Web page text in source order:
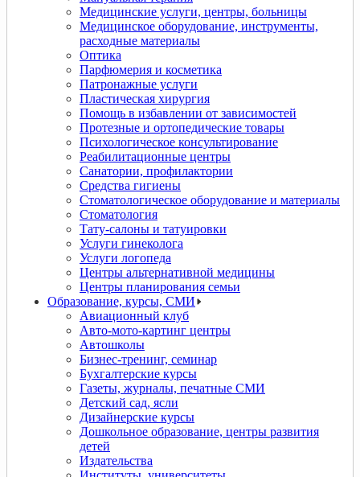
Медицинские услуги, центры, больницы
Медицинское оборудование, инструменты,
расходные материалы
Оптика
Парфюмерия и косметика
Патронажные услуги
Пластическая хирургия
Помощь в избавлении от зависимостей
Протезные и ортопедические товары
Психологическое консультирование
Реабилитационные центры
Санатории, профилактории
Средства гигиены
Стоматологическое оборудование и материалы
Стоматология
Тату-салоны и татуировки
Услуги гинеколога
Услуги логопеда
Центры альтернативной медицины
Центры планирования семьи
Образование, курсы, СМИ
Авиационный клуб
Авто-мото-картинг центры
Автошколы
Бизнес-тренинг, семинар
Бухгалтерские курсы
Газеты, журналы, печатные СМИ
Детский сад, ясли
Дизайнерские курсы
Дошкольное образование, центры развития
детей
Издательства